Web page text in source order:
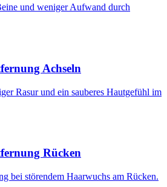
und weniger Aufwand durch
Achseln
Rasur und ein sauberes Hautgefühl im
Rücken
bei störendem Haarwuchs am Rücken.